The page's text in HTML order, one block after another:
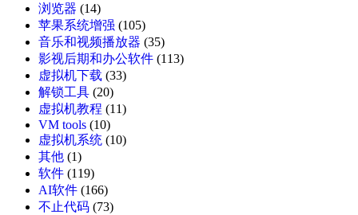
浏览器 (14)
苹果系统增强 (105)
音乐和视频播放器 (35)
影视后期和办公软件 (113)
虚拟机下载 (33)
解锁工具 (20)
虚拟机教程 (11)
VM tools (10)
虚拟机系统 (10)
其他 (1)
软件 (119)
AI软件 (166)
不止代码 (73)